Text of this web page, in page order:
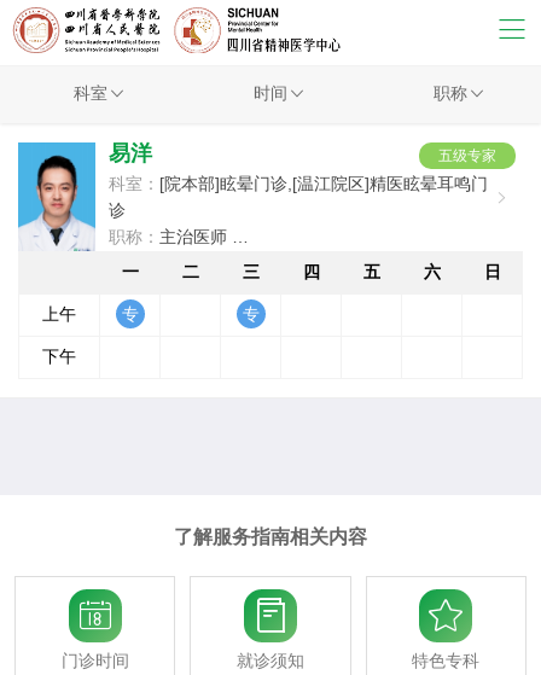
科室 时间 职称
易洋 五级专家
科室： [院本部]眩晕门诊,[温江院区]精医眩晕耳鸣门
诊
职称： 主治医师
各种前庭综合征，外..
一 二 三 四 五 六 日
上午
下午
了解服务指南相关内容

门诊时间

就诊须知

特色专科